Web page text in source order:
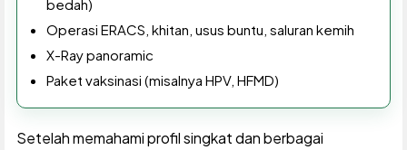
bedah)
Operasi ERACS, khitan, usus buntu, saluran kemih
X-Ray panoramic
Paket vaksinasi (misalnya HPV, HFMD)
Setelah memahami profil singkat dan berbagai